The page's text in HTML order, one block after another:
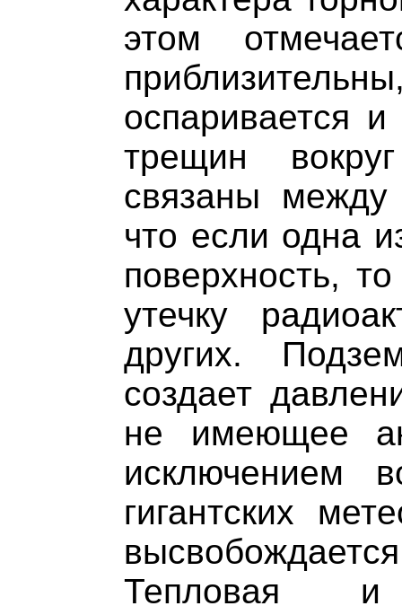
этом
оспаривается
трещин
связаны
что если одна
поверхность,
утечку
других.
создает
не имеющее
исключением
гигантских
Тепловая